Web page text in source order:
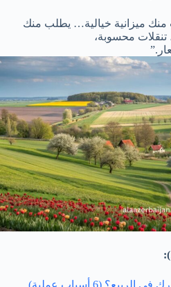
منك ميزانية خيالية… يطلب منك
محسوبة،